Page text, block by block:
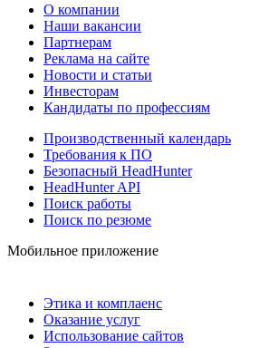
О компании
Наши вакансии
Партнерам
Реклама на сайте
Новости и статьи
Инвесторам
Кандидаты по профессиям
Производственный календарь
Требования к ПО
Безопасный HeadHunter
HeadHunter API
Поиск работы
Поиск по резюме
Мобильное приложение
Этика и комплаенс
Оказание услуг
Использование сайтов